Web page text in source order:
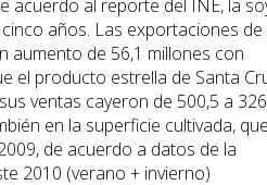
acuerdo al reporte del INE, la
años. Las exportaciones de
aumento de 56,1 millones con
el producto estrella de Santa
ventas cayeron de 500,5 a
en la superficie cultivada, que
de acuerdo a datos de la
2010 (verano + invierno)